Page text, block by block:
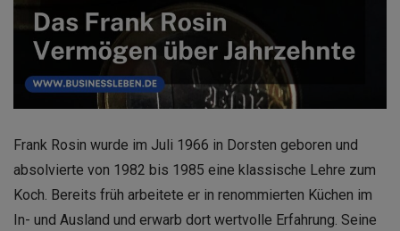
Frank Rosin wurde im Juli 1966 in Dorsten geboren und
absolvierte von 1982 bis 1985 eine klassische Lehre zum
Koch. Bereits früh arbeitete er in renommierten Küchen im
In- und Ausland und erwarb dort wertvolle Erfahrung. Seine